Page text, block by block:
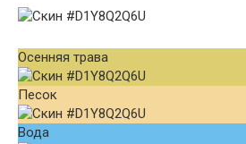
Осенняя трава
Песок
Вода